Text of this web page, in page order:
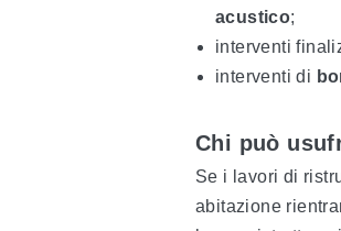
acustico;
interventi
interventi di
Chi può
Se i lavori di
abitazione